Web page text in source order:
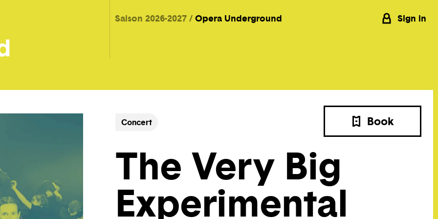
Saison 2026-2027 Opera Underground Sign in
Concert
The Very Big
Experimental
Book